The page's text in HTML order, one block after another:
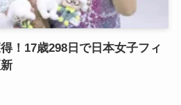
！17歳298日で日本女子フィ